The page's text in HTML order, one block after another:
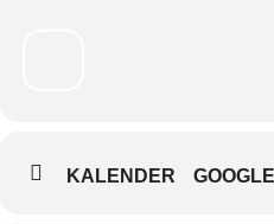
KALENDER